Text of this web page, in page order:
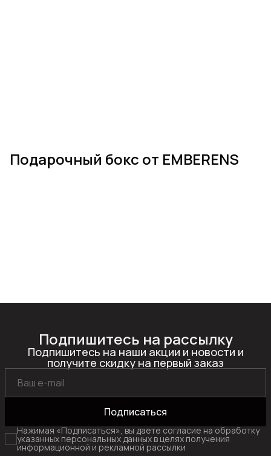
Подарочный бокс от EMBERENS
Подпишитесь на рассылку
Подпишитесь на наши акции и новости и
получите скидку на первый заказ
Подписаться
Нажимая «Подписаться», вы даете согласие на обработку
указанных персональных данных в целях получения
информационной и рекламной рассылки